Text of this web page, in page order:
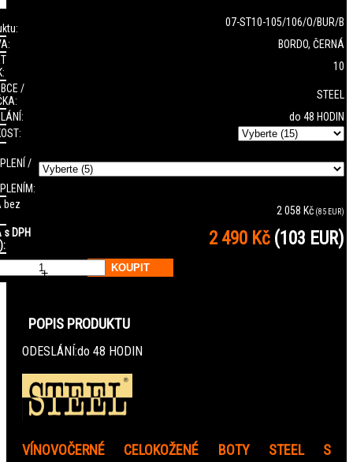
07-ST10-105/106/O/BUR/B
BORDO, ČERNÁ
10
/
STEEL
do 48 HODIN
/
bez
2 058 Kč (85 EUR)
s DPH
2 490 Kč (103 EUR)
+
POPIS PRODUKTU
ODESLÁNÍ:do 48 HODIN
VÍNOVOČERNÉ CELOKOŽENÉ BOTY STEEL S